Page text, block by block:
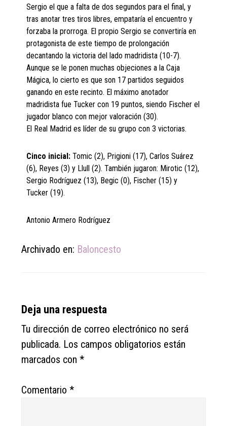
Sergio el que a falta de dos segundos para el final, y
tras anotar tres tiros libres, empataría el encuentro y
forzaba la prorroga. El propio Sergio se convertiría en
protagonista de este tiempo de prolongación
decantando la victoria del lado madridista (10-7).
Aunque se le ponen muchas objeciones a la Caja
Mágica, lo cierto es que son 17 partidos seguidos
ganando en este recinto. El máximo anotador
madridista fue Tucker con 19 puntos, siendo Fischer el
jugador blanco con mejor valoración (30).
El Real Madrid es líder de su grupo con 3 victorias.
Cinco inicial: Tomic (2), Prigioni (17), Carlos Suárez
(6), Reyes (3) y Llull (2). También jugaron: Mirotic (12),
Sergio Rodríguez (13), Begic (0), Fischer (15) y
Tucker (19).
Antonio Armero Rodríguez
Archivado en: Baloncesto
Reader
Interactions
Deja una respuesta
Tu dirección de correo electrónico no será
publicada. Los campos obligatorios están
marcados con*
Comentario*